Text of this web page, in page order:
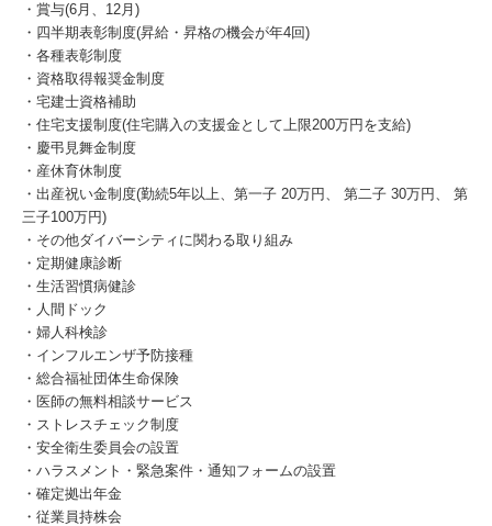
・賞与(6月、12月)
・四半期表彰制度(昇給・昇格の機会が年4回)
・各種表彰制度
・資格取得報奨金制度
・宅建士資格補助
・住宅支援制度(住宅購入の支援金として上限200万円を支給)
・慶弔見舞金制度
・産休育休制度
・出産祝い金制度(勤続5年以上、第一子 20万円、 第二子 30万円、 第
三子100万円)
・その他ダイバーシティに関わる取り組み
・定期健康診断
・生活習慣病健診
・人間ドック
・婦人科検診
・インフルエンザ予防接種
・総合福祉団体生命保険
・医師の無料相談サービス
・ストレスチェック制度
・安全衛生委員会の設置
・ハラスメント・緊急案件・通知フォームの設置
・確定拠出年金
・従業員持株会